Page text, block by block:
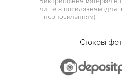
лише з посиланням (для
гіперпосиланням)
Стокові